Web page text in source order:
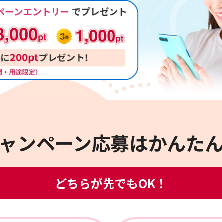
ンペーン応募はかんた
どちらが先でもOK！